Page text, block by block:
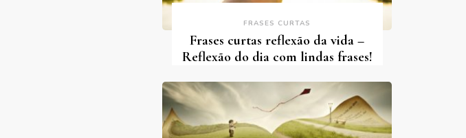
FRASES CURTAS
Frases curtas reflexão da vida –
Reflexão do dia com lindas frases!